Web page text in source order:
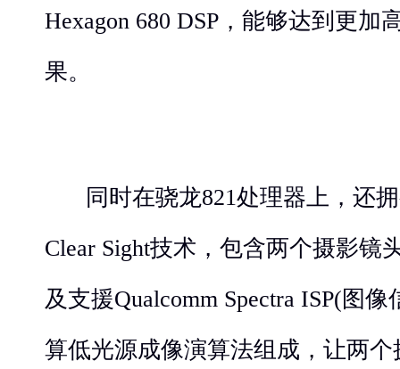
Hexagon 680 DSP，能够达到更加
果。
同时在骁龙821处理器上，还
Clear Sight技术，包含两个摄影镜
及支援Qualcomm Spectra ISP(图
算低光源成像演算法组成，让两